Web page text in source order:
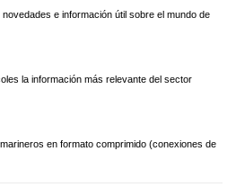
e información útil sobre el mundo de
la información más relevante del sector
en formato comprimido (conexiones de